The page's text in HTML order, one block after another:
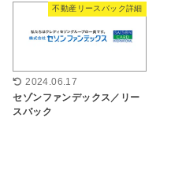
不動産リースバック詳細
2024.06.17
セゾンファンデックス／リー
スバック